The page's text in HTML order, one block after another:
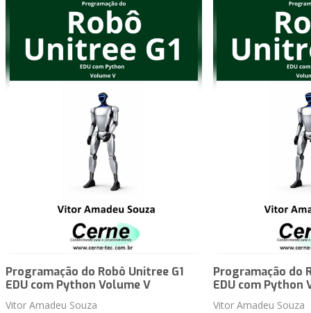
Programação do Robô Unitree G1
EDU com Python Volume V
Vitor Amadeu Souza
Programação do
EDU com Python
Vitor Amadeu Souza